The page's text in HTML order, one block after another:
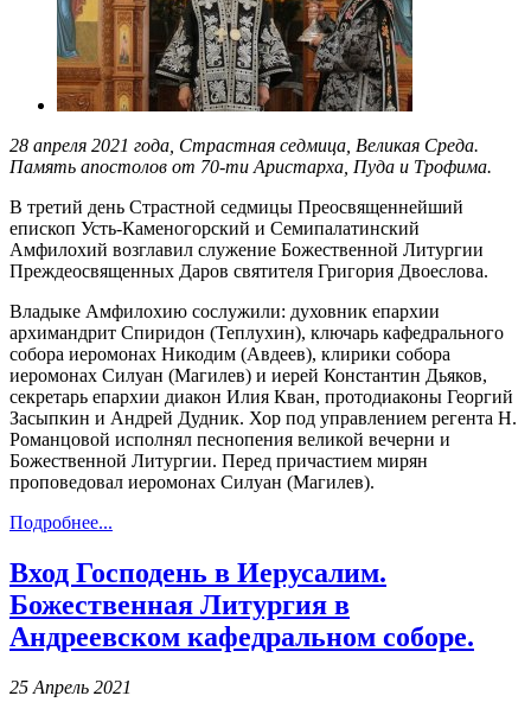
28 апреля 2021 года, Страстная седмица, Великая Среда.
Память апостолов от 70-ти Аристарха, Пуда и Трофима.
В третий день Страстной седмицы Преосвященнейший
епископ Усть-Каменогорский и Семипалатинский
Амфилохий возглавил служение Божественной Литургии
Преждеосвященных Даров святителя Григория Двоеслова.
Владыке Амфилохию сослужили: духовник епархии
архимандрит Спиридон (Теплухин), ключарь кафедрального
собора иеромонах Никодим (Авдеев), клирики собора
иеромонах Силуан (Магилев) и иерей Константин Дьяков,
секретарь епархии диакон Илия Кван, протодиаконы Георгий
Засыпкин и Андрей Дудник. Хор под управлением регента Н.
Романцовой исполнял песнопения великой вечерни и
Божественной Литургии. Перед причастием мирян
проповедовал иеромонах Силуан (Магилев).
Подробнее...
Вход Господень в Иерусалим.
Божественная Литургия в
Андреевском кафедральном соборе.
25 Апрель 2021